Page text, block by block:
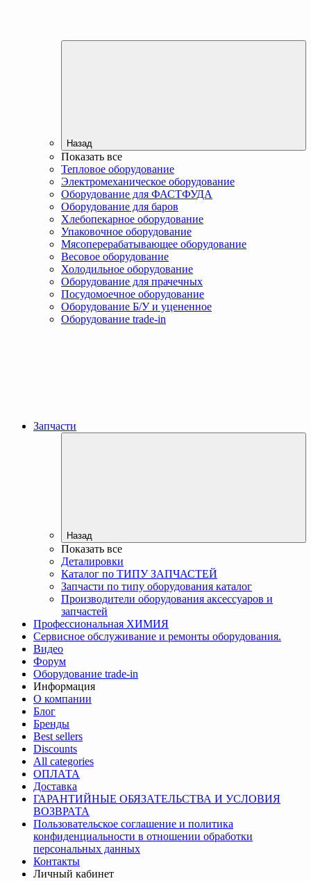
Назад
Показать все
Тепловое оборудование
Электромеханическое оборудование
Оборудование для ФАСТФУДА
Оборудование для баров
Хлебопекарное оборудование
Упаковочное оборудование
Мясоперерабатывающее оборудование
Весовое оборудование
Холодильное оборудование
Оборудование для прачечных
Посудомоечное оборудование
Оборудование Б/У и уцененное
Оборудование trade-in
Запчасти
Назад
Показать все
Деталировки
Каталог по ТИПУ ЗАПЧАСТЕЙ
Запчасти по типу оборудования каталог
Производители оборудования аксессуаров и
запчастей
Профессиональная ХИМИЯ
Сервисное обслуживание и ремонты оборудования.
Видео
Форум
Оборудование trade-in
Информация
О компании
Блог
Бренды
Best sellers
Discounts
All categories
ОПЛАТА
Доставка
ГАРАНТИЙНЫЕ ОБЯЗАТЕЛЬСТВА И УСЛОВИЯ
ВОЗВРАТА
Пользовательское соглашение и политика
конфиденциальности в отношении обработки
персональных данных
Контакты
Личный кабинет